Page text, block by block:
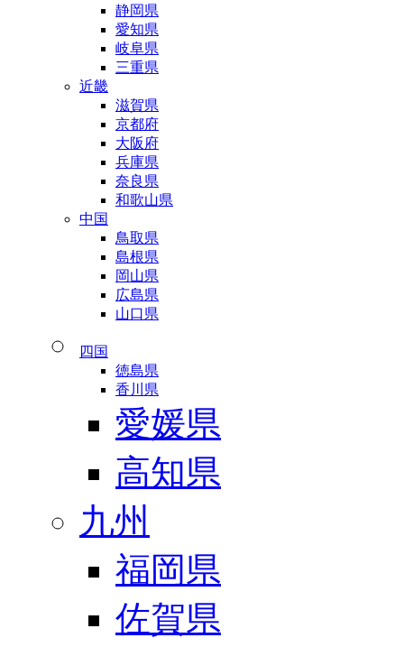
静岡県
愛知県
岐阜県
三重県
近畿
滋賀県
京都府
大阪府
兵庫県
奈良県
和歌山県
中国
鳥取県
島根県
岡山県
広島県
山口県
四国
徳島県
香川県
愛媛県
高知県
九州
福岡県
佐賀県